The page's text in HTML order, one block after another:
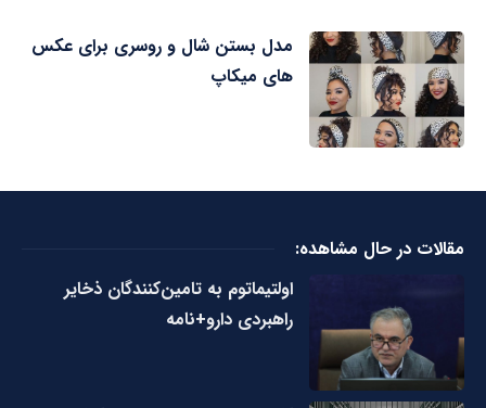
مدل بستن شال و روسری برای عکس
های میکاپ
مقالات در حال مشاهده:
اولتیماتوم به تامین‌کنندگان ذخایر
راهبردی دارو+نامه